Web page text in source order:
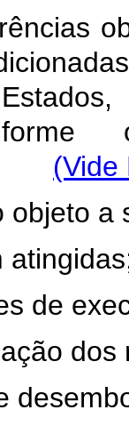
(Vide
objeto
de